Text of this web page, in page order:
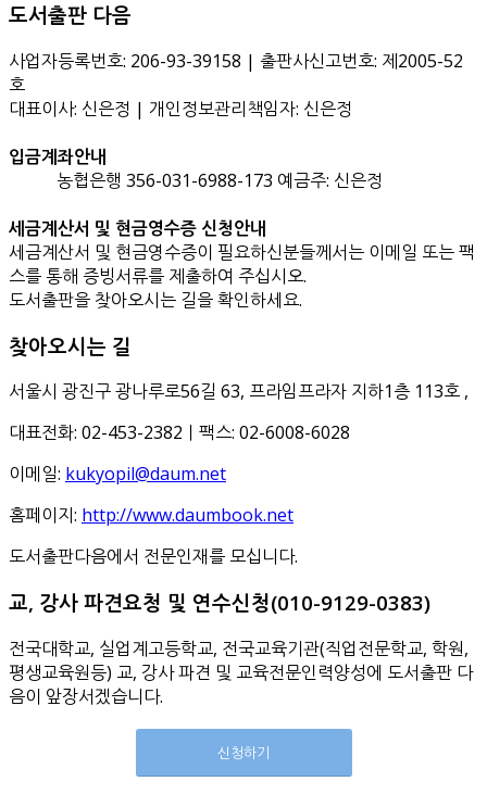
도서출판 다음
사업자등록번호: 206-93-39158 | 출판사신고번호: 제2005-52
호
대표이사: 신은정 | 개인정보관리책임자: 신은정
입금계좌안내
농협은행 356-031-6988-173 예금주: 신은정
세금계산서 및 현금영수증 신청안내
세금계산서 및 현금영수증이 필요하신분들께서는 이메일 또는 팩
스를 통해 증빙서류를 제출하여 주십시오.
도서출판을 찾아오시는 길을 확인하세요.
찾아오시는 길
서울시 광진구 광나루로56길 63, 프라임프라자 지하1층 113호 ,
대표전화: 02-453-2382ㅣ팩스: 02-6008-6028
이메일: kukyopil@daum.net
홈페이지: http://www.daumbook.net
도서출판다음에서 전문인재를 모십니다.
교, 강사 파견요청 및 연수신청(010-9129-0383)
전국대학교, 실업계고등학교, 전국교육기관(직업전문학교, 학원,
평생교육원등) 교, 강사 파견 및 교육전문인력양성에 도서출판 다
음이 앞장서겠습니다.
신청하기